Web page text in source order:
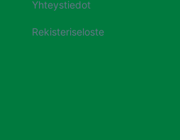
Yhteystiedot
Rekisteriseloste